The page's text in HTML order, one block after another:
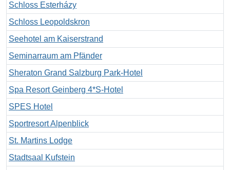
Schloss Esterházy
Schloss Leopoldskron
Seehotel am Kaiserstrand
Seminarraum am Pfänder
Sheraton Grand Salzburg Park-Hotel
Spa Resort Geinberg 4*S-Hotel
SPES Hotel
Sportresort Alpenblick
St. Martins Lodge
Stadtsaal Kufstein